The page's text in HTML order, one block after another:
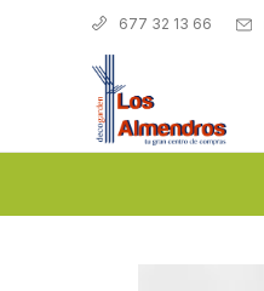
677 32 13 66